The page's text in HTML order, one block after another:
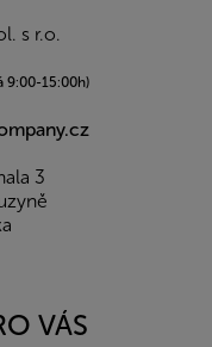
s r.o.
9:00-15:00h)
3
VÁS